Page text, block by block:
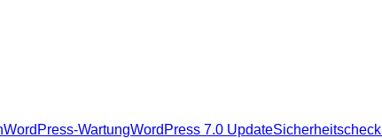
WordPress-WartungWordPress 7.0 UpdateSicherheitscheck